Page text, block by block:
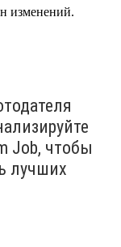
изменений.
Job, чтобы
лучших